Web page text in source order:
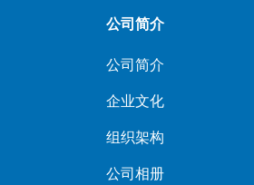
公司简介
公司简介
企业文化
组织架构
公司相册